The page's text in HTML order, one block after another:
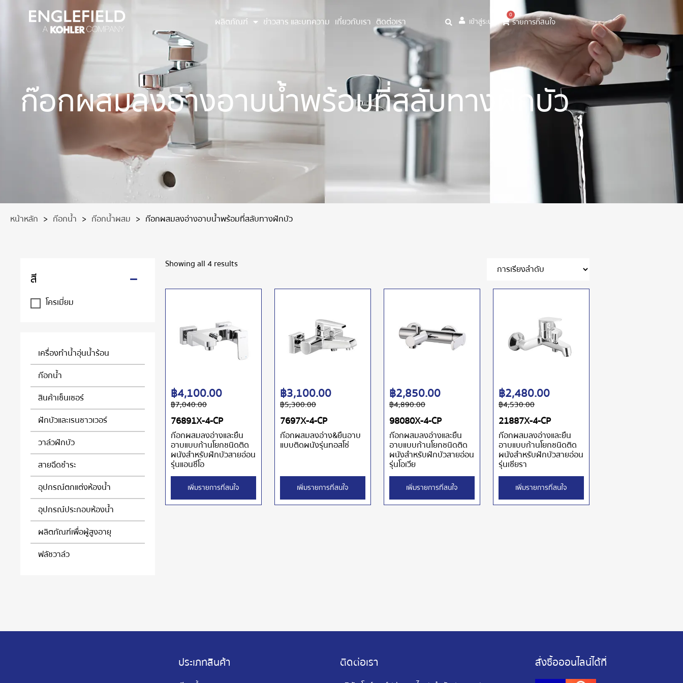
ผลิตภัณฑ์ ข่าวสาร และบทความ เกี่ยวกับเรา ติดต่อเรา เข้าสู่ระบบ รายการที่สนใจ
0
ก๊อกผสมลงอ่างอาบน้ำพร้อมที่สลับทางฝักบัว
หน้าหลัก > ก๊อกน้ำ > ก๊อกน้ำผสม > ก๊อกผสมลงอ่างอาบน้ำพร้อมที่สลับทางฝักบัว
สี
โครเมี่ยม
เครื่องทำน้ำอุ่นน้ำร้อน
ก๊อกน้ำ
สินค้าเซ็นเซอร์
ฝักบัวและเรนชาวเวอร์
วาล์วฝักบัว
สายฉีดชำระ
อุปกรณ์ตกแต่งห้องน้ำ
อุปกรณ์ประกอบห้องน้ำ
ผลิตภัณฑ์เพื่อผู้สูงอายุ
ฟลัชวาล์ว
Showing all 4 results
76891X-4-CP
ก๊อกผสมลงอ่างและยืน
อาบแบบก้านโยกชนิดติด
ผนังสำหรับฝักบัวสายอ่อน
รุ่นแอนซีโอ
฿7,040.00
฿4,100.00
เพิ่มรายการที่สนใจ
7697X-4-CP
ก๊อกผสมลงอ่าง&ยืนอาบ
แบบติดผนังรุ่นทอสโซ่
฿5,300.00
฿3,100.00
เพิ่มรายการที่สนใจ
98080X-4-CP
ก๊อกผสมลงอ่างและยืน
อาบแบบก้านโยกชนิดติด
ผนังสำหรับฝักบัวสายอ่อน
รุ่นโอเวีย
฿4,890.00
฿2,850.00
เพิ่มรายการที่สนใจ
21887X-4-CP
ก๊อกผสมลงอ่างและยืน
อาบแบบก้านโยกชนิดติด
ผนังสำหรับฝักบัวสายอ่อน
รุ่นเซียรา
฿4,530.00
฿2,480.00
เพิ่มรายการที่สนใจ
ประเภทสินค้า ติดต่อเรา สั่งซื้อออนไลน์ได้ที่